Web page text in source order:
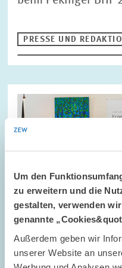
Um den
zu erweitern und die
gestalten, verwenden
genannte
Außerdem geben wir
unserer Website an
PRESSE UND
Bild
öffnet
in
vergrößerter